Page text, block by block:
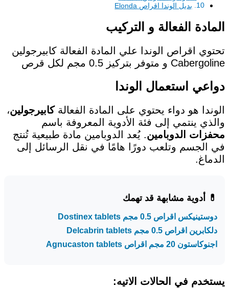
بديل الوندا اقراص Elonda
المادة الفعالة و التركيب
تحتوي اقراص الوندا علي المادة الفعالة كابيرجولين
Cabergoline و متوفر بتركيز 0.5 مجم لكل قرص
دواعي استعمال الوندا
الوندا هو دواء يحتوي على المادة الفعالةكابيرجولين،
والذي ينتمي إلى فئة الأدوية المعروفة باسم
محفزات الدوبامين. يُعد الدوبامين مادة طبيعية تُنتج
في الجسم وتلعب دورًا هامًا في نقل الرسائل إلى
الدماغ.
💊 أدوية مشابهة قد تهمك
دوستينيكس اقراص 0.5 مجم Dostinex tablets
دلكابرين اقراص 0.5 مجم Delcabrin tablets
اجنوكاستون 20 مجم اقراص Agnucaston tablets
يستخدم في الحالات الاتيه: